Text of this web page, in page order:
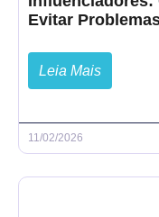
Evitar
Leia Mais
11/02/2026